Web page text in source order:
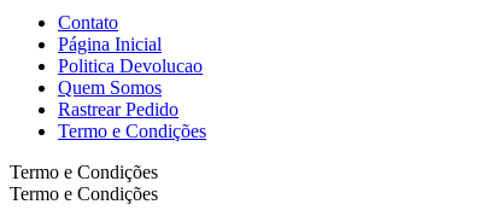
Contato
Página Inicial
Politica Devolucao
Quem Somos
Rastrear Pedido
Termo e Condições
Termo e Condições
Termo e Condições